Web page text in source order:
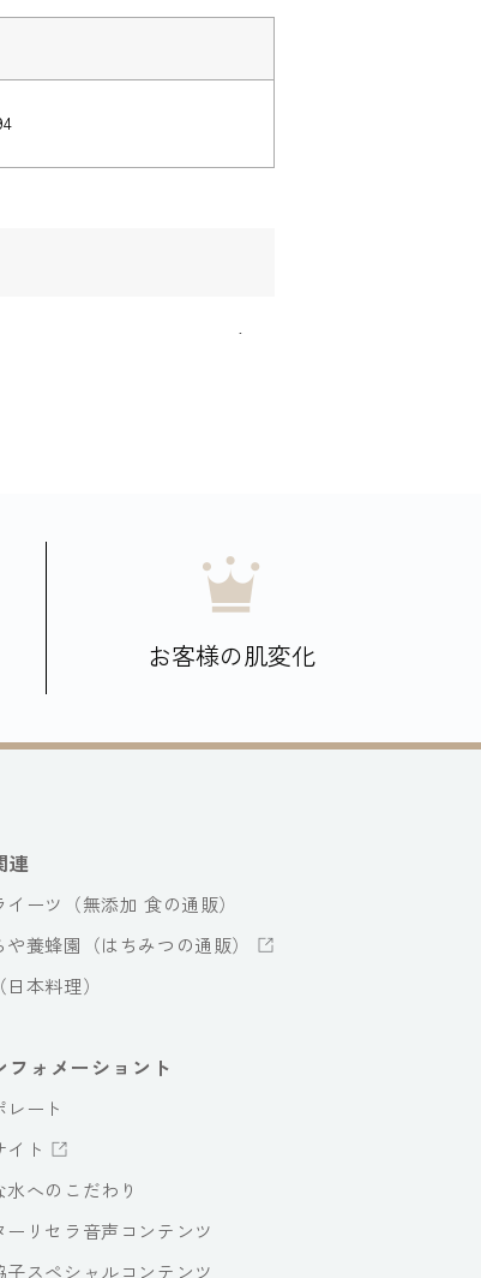
お客様の肌変化
連
イーツ（無添加 食の通販）
や養蜂園（はちみつの通販）
本料理）
フォメーショント
レート
イト
水へのこだわり
ーリセラ音声コンテンツ
子スペシャルコンテンツ